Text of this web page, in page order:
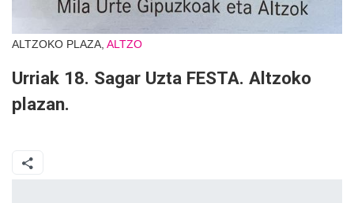
ALTZOKO PLAZA, ALTZO
Urriak 18. Sagar Uzta FESTA. Altzoko
plazan.